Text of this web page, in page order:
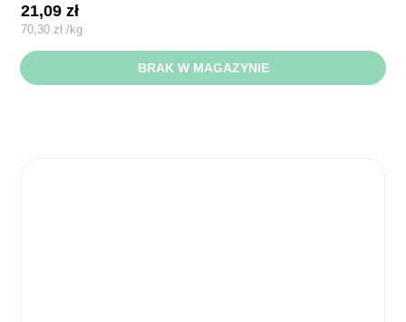
21,09zł
70,30 zł /kg
BRAK W MAGAZYNIE